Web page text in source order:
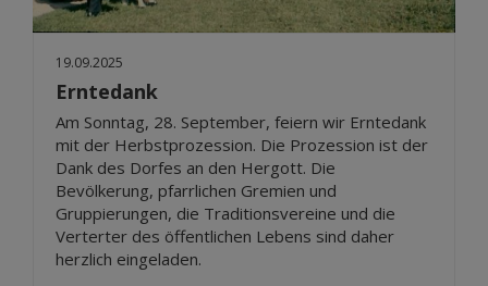
19.09.2025
Erntedank
Am Sonntag, 28. September, feiern wir Erntedank
mit der Herbstprozession. Die Prozession ist der
Dank des Dorfes an den Hergott. Die
Bevölkerung, pfarrlichen Gremien und
Gruppierungen, die Traditionsvereine und die
Verterter des öffentlichen Lebens sind daher
herzlich eingeladen.